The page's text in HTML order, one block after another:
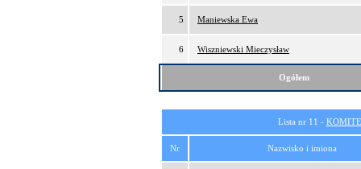
5 Maniewska Ewa
6 Wiszniewski Mieczysław
Ogółem
Lista nr 11 -
Nr Nazwisko i imiona